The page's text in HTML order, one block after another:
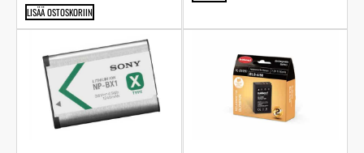
LISÄÄ OSTOSKORIIN